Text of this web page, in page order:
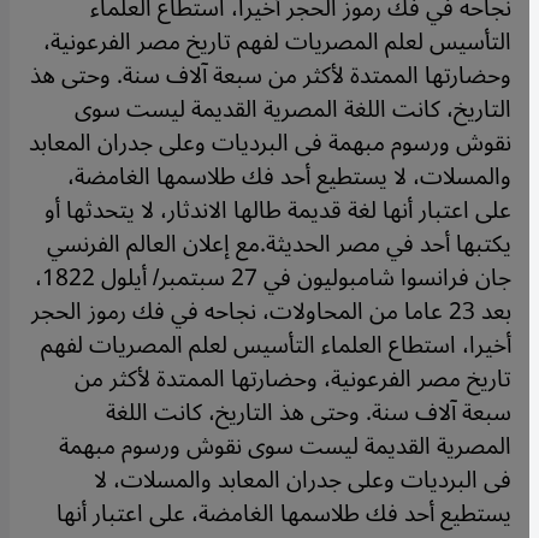
التأسيس لعلم المصريات لفهم تاريخ مصر الفرعونية،
وحضارتها الممتدة لأكثر من سبعة آلاف سنة. وحتى هذ
التاريخ، كانت اللغة المصرية القديمة ليست سوى
نقوش ورسوم مبهمة فى البرديات وعلى جدران المعابد
والمسلات، لا يستطيع أحد فك طلاسمها الغامضة،
على اعتبار أنها لغة قديمة طالها الاندثار، لا يتحدثها أو
يكتبها أحد في مصر الحديثة.مع إعلان العالم الفرنسي
جان فرانسوا شامبوليون في 27 سبتمبر/ أيلول 1822،
بعد 23 عاما من المحاولات، نجاحه في فك رموز الحجر
أخيرا، استطاع العلماء التأسيس لعلم المصريات لفهم
تاريخ مصر الفرعونية، وحضارتها الممتدة لأكثر من
سبعة آلاف سنة. وحتى هذ التاريخ، كانت اللغة
المصرية القديمة ليست سوى نقوش ورسوم مبهمة
فى البرديات وعلى جدران المعابد والمسلات، لا
يستطيع أحد فك طلاسمها الغامضة، على اعتبار أنها